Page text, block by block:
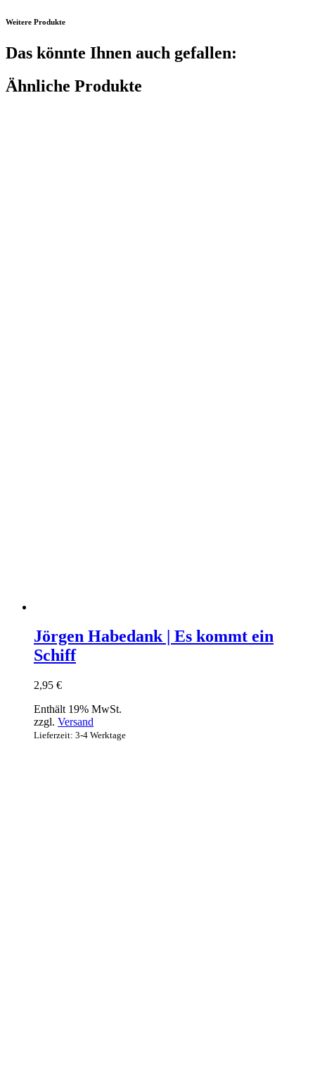
Weitere Produkte
Das könnte Ihnen auch gefallen:
Ähnliche Produkte
Jörgen Habedank | Es kommt ein
Schiff
2,95 €
Enthält 19% MwSt.
zzgl. Versand
Lieferzeit: 3-4 Werktage